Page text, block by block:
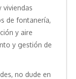
viviendas
de fontanería,
y aire
y gestión de
no dude en